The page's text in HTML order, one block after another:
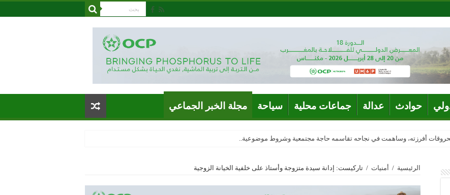
حوادث عدالة جماعات محلية سياحة مجلة الخبر الجماعي
أفرزته، وساهمت في نجاحه تقاسمه حاجة مجتمعية وشروط موضوعية..
الرئيسية / أمنيات / تاركيست: إدانة سيدة متزوجة وأستاذ على خلفية الخيانة الزوجية